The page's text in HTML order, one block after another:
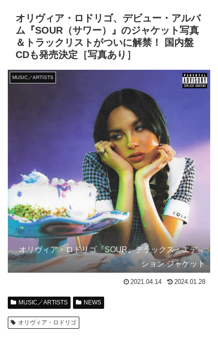
オリヴィア・ロドリゴ、デビュー・アルバ
ム『SOUR（サワー）』のジャケット写真
＆トラックリストがついに解禁！ 国内盤
CDも発売決定［写真あり］
MUSIC／ARTISTS
オリヴィア・ロドリゴ『SOUR』デラックス・エディ
ション ジャケット
2021.04.14 2024.01.28
MUSIC／ARTISTS NEWS
オリヴィア・ロドリゴ